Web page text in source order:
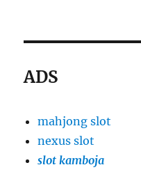
ADS
mahjong slot
nexus slot
slot kamboja